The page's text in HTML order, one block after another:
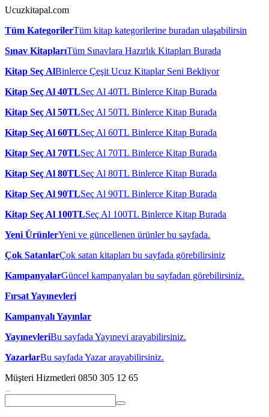
Ucuzkitapal.com
Tüm KategorilerTüm kitap kategorilerine buradan ulaşabilirsin
Sınav KitaplarıTüm Sınavlara Hazırlık Kitapları Burada
Kitap Seç AlBinlerce Çeşit Ucuz Kitaplar Seni Bekliyor
Kitap Seç Al 40TLSeç Al 40TL Binlerce Kitap Burada
Kitap Seç Al 50TLSeç Al 50TL Binlerce Kitap Burada
Kitap Seç Al 60TLSeç Al 60TL Binlerce Kitap Burada
Kitap Seç Al 70TLSeç Al 70TL Binlerce Kitap Burada
Kitap Seç Al 80TLSeç Al 80TL Binlerce Kitap Burada
Kitap Seç Al 90TLSeç Al 90TL Binlerce Kitap Burada
Kitap Seç Al 100TLSeç Al 100TL Binlerce Kitap Burada
Yeni ÜrünlerYeni ve güncellenen ürünler bu sayfada.
Çok SatanlarÇok satan kitapları bu sayfada görebilirsiniz
KampanyalarGüncel kampanyaları bu sayfadan görebilirsiniz.
Fırsat Yayınevleri
Kampanyalı Yayınlar
YayınevleriBu sayfada Yayınevi arayabilirsiniz.
YazarlarBu sayfada Yazar arayabilirsiniz.
Müşteri Hizmetleri 0850 305 12 65